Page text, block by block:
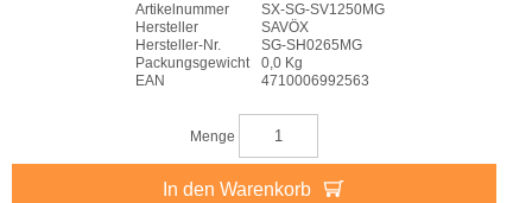
Artikelnummer
SX-SG-SV1250MG
Hersteller
SAVÖX
Hersteller-Nr.
SG-SH0265MG
Packungsgewicht
0,0 Kg
EAN
4710006992563
Menge
In den Warenkorb